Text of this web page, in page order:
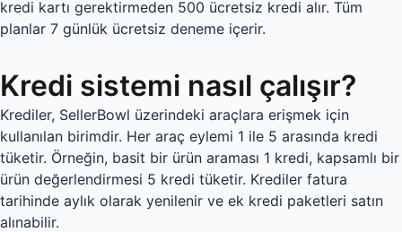
kredi kartı gerektirmeden 500 ücretsiz kredi alır. Tüm
planlar 7 günlük ücretsiz deneme içerir.
Kredi sistemi nasıl çalışır?
Krediler, SellerBowl üzerindeki araçlara erişmek için
kullanılan birimdir. Her araç eylemi 1 ile 5 arasında kredi
tüketir. Örneğin, basit bir ürün araması 1 kredi, kapsamlı bir
ürün değerlendirmesi 5 kredi tüketir. Krediler fatura
tarihinde aylık olarak yenilenir ve ek kredi paketleri satın
alınabilir.